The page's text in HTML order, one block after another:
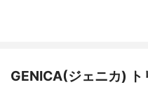
GENICA(ジェニカ) ト